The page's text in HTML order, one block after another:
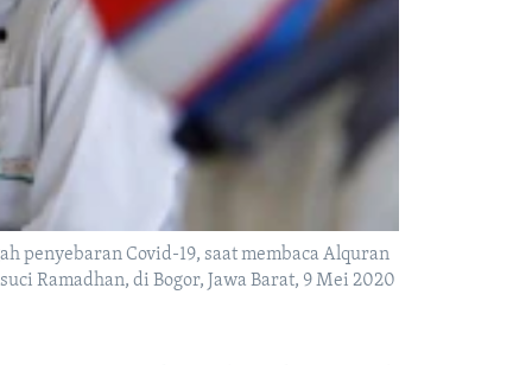
penyebaran Covid-19, saat membaca Alquran
Ramadhan, di Bogor, Jawa Barat, 9 Mei 2020